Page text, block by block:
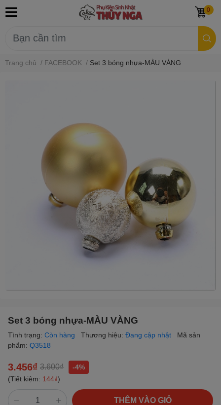
0
Trang chủ / FACEBOOK / Set 3 bóng nhựa-MÀU VÀNG
Set 3 bóng nhựa-MÀU VÀNG
Tình trạng: Còn hàng Thương hiệu: Đang cập nhật
Mã sản
phẩm: Q3518
3.456₫ 3.600₫
-4%
(Tiết kiệm: 144₫)
THÊM VÀO GIỎ